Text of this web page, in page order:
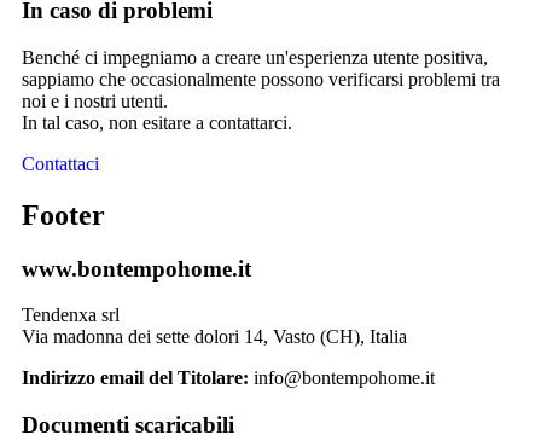
In caso di problemi
Benché ci impegniamo a creare un'esperienza utente positiva,
sappiamo che occasionalmente possono verificarsi problemi tra
noi e i nostri utenti.
In tal caso, non esitare a contattarci.
Contattaci
Footer
www.bontempohome.it
Tendenxa srl
Via madonna dei sette dolori 14, Vasto (CH), Italia
Indirizzo email del Titolare: info@bontempohome.it
Documenti scaricabili